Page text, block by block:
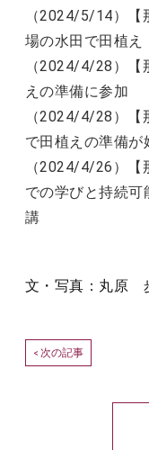
（2024/5/14）【
場の水田で田植え
（2024/4/28）【
えの準備に参加
（2024/4/28）【
で田植えの準備が
（2024/4/26）【
での学びと持続
講
文・写真：丸原
< 次の記事